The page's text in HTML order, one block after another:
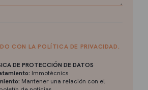
CON LA POLÍTICA DE PRIVACIDAD.
DE PROTECCIÓN DE DATOS
Immotècnics
Mantener una relación con el